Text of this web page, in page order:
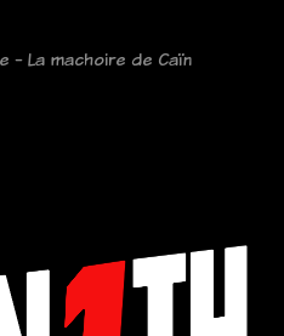
- La machoire de Caïn